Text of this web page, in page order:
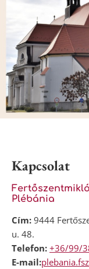
Kapcsolat
Plébánia
Cím: 9444
u. 48.
Telefon: +36/99/
E-mail: